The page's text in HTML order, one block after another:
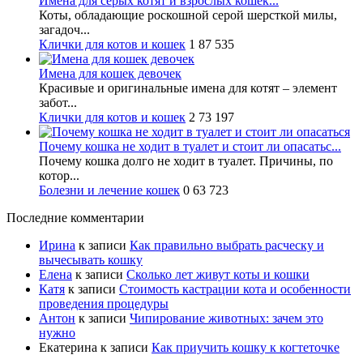
Коты, обладающие роскошной серой шерсткой милы,
загадоч...
Клички для котов и кошек 1 87 535
Имена для кошек девочек
Красивые и оригинальные имена для котят – элемент
забот...
Клички для котов и кошек 2 73 197
Почему кошка не ходит в туалет и стоит ли опасатьс...
Почему кошка долго не ходит в туалет. Причины, по
котор...
Болезни и лечение кошек 0 63 723
Последние комментарии
Ирина к записи Как правильно выбрать расческу и
вычесывать кошку
Елена к записи Сколько лет живут коты и кошки
Катя к записи Стоимость кастрации кота и особенности
проведения процедуры
Антон к записи Чипирование животных: зачем это
нужно
Екатерина к записи Как приучить кошку к когтеточке